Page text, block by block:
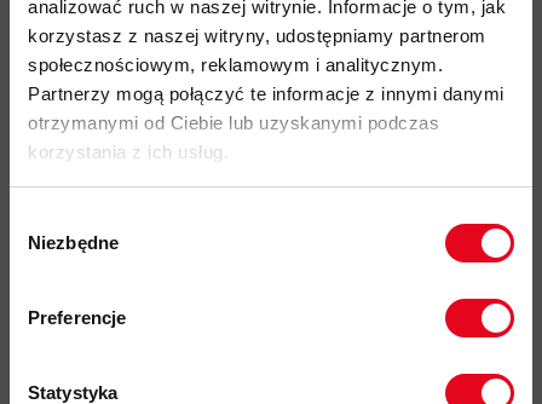
analizować ruch w naszej witrynie. Informacje o tym, jak
korzystasz z naszej witryny, udostępniamy partnerom
społecznościowym, reklamowym i analitycznym.
Partnerzy mogą połączyć te informacje z innymi danymi
otrzymanymi od Ciebie lub uzyskanymi podczas
korzystania z ich usług.
zgody
Niezbędne
Preferencje
Statystyka
Do tego produktu rekomendujemy